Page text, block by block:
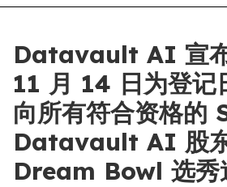
Datavault AI 宣
11 月 14 日为登记
向所有符合资格的
Datavault AI 股
Dream Bowl 选秀